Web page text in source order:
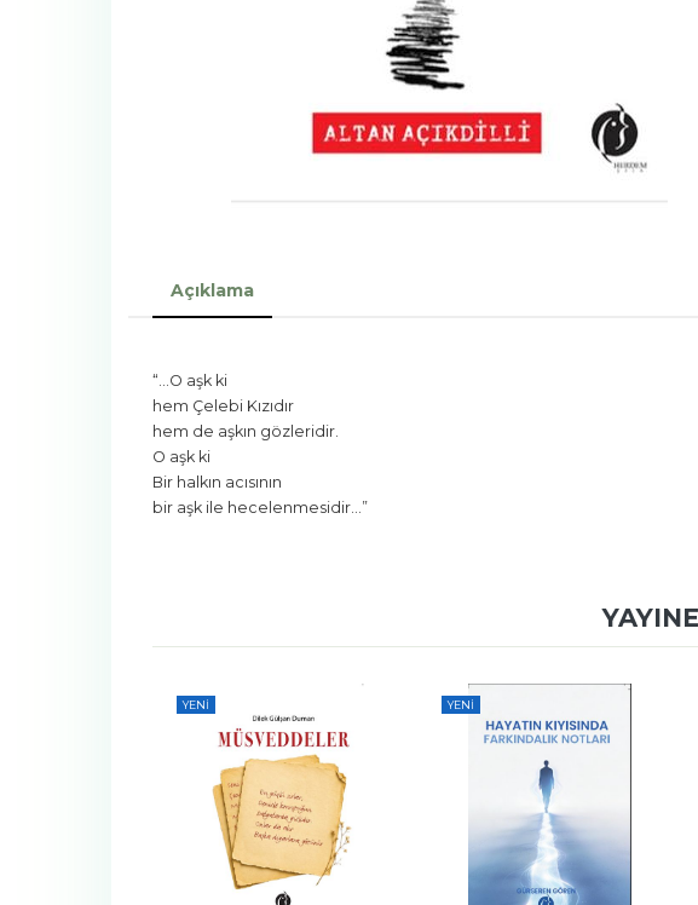
Açıklama
“…O aşk ki
hem Çelebi Kızıdır
hem de aşkın gözleridir.
O aşk ki
Bir halkın acısının
bir aşk ile hecelenmesidir…”
YENI YENI